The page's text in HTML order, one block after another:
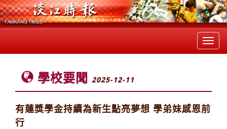
學校要聞 2025-12-11
有蓮獎學金持續為新生點亮夢想 學弟妹感恩前
行